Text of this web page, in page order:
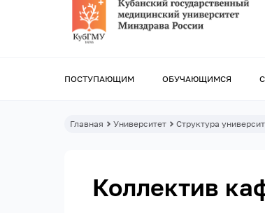
ПОСТУПАЮЩИМ ОБУЧАЮЩИМСЯ
Главная Университет Структура
Коллектив